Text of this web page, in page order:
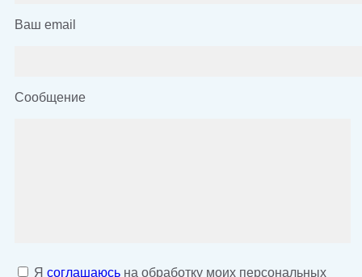
Ваш email
Сообщение
Я соглашаюсь на обработку моих персональных